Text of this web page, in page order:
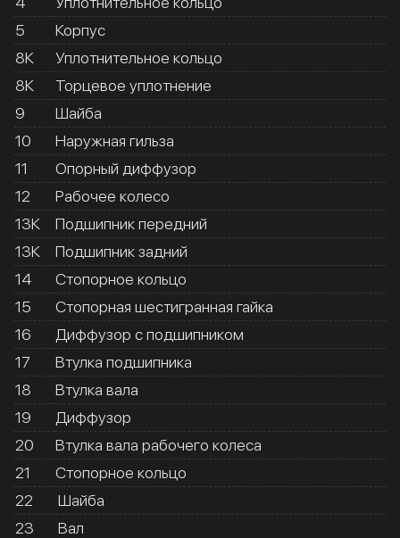
5
Корпус
8К
Уплотнительное кольцо
8К
Торцевое уплотнение
9
Шайба
10
Наружная гильза
11
Опорный диффузор
12
Рабочее колесо
13К
Подшипник передний
13К
Подшипник задний
14
Стопорное кольцо
15
Стопорная шестигранная гайка
16
Диффузор с подшипником
17
Втулка подшипника
18
Втулка вала
19
Диффузор
20
Втулка вала рабочего колеса
21
Стопорное кольцо
22
Шайба
23
Вал